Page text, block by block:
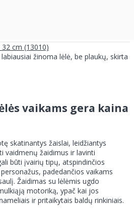
cm (13010)
žinoma lėlė, be plaukų, skirta
vaikams gera kaina
skatinantys žaislai, leidžiantys
vaidmenų žaidimus ir lavinti
būti įvairių tipų, atspindinčios
padedančios vaikams
Žaidimas su lėlėmis ugdo
motoriką, ypač kai jos
ir pritaikytais baldų rinkiniais.